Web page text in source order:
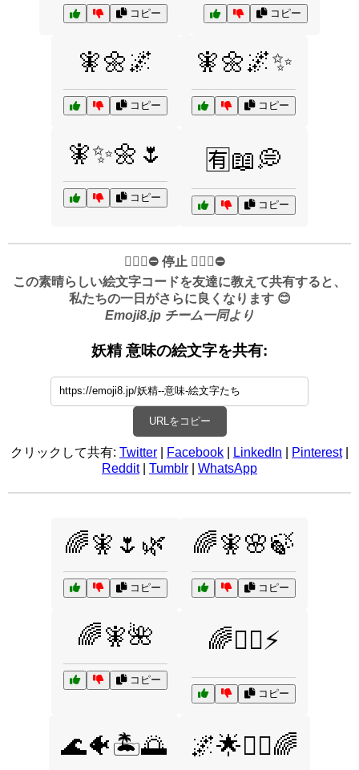
コピー コピー
🧚🌼🌌
コピー
🧚🌼🌌✨
コピー
🧚✨🌼🌷
コピー
🈶📖💭
コピー
✋🏻🛑⛔️ 停止 ✋🏻🛑⛔️
この素晴らしい絵文字コードを友達に教えて共有すると、
私たちの一日がさらに良くなります 😊
Emoji8.jp チーム一同より
妖精 意味の絵文字を共有:
URLをコピー
クリックして共有: Twitter Facebook LinkedIn Pinterest|
Reddit| Tumblr WhatsApp
🌈🧚🌷🌿
コピー
🌈🧚🌸🍃
コピー
🌈🧚🌺
コピー
🌈🧝‍♂️⚡
コピー
🌊🐠🏝️🌅 🌌🌟🧚‍♀️🌈